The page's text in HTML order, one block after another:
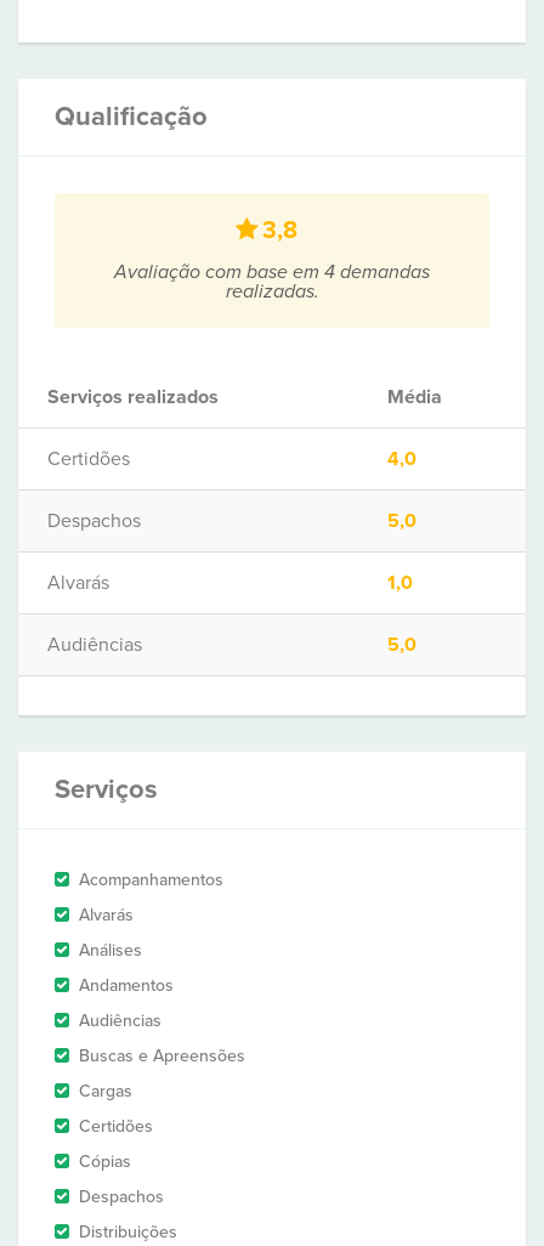
Qualificação
3,8
Avaliação com base em 4 demandas
realizadas.
Serviços realizados Média
Certidões 4,0
Despachos 5,0
Alvarás 1,0
Audiências 5,0
Serviços
Acompanhamentos
Alvarás
Análises
Andamentos
Audiências
Buscas e Apreensões
Cargas
Certidões
Cópias
Despachos
Distribuições